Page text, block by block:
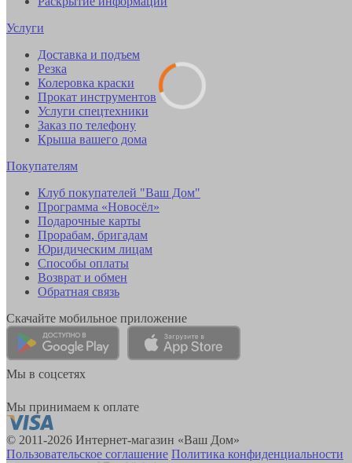
Услуги
Доставка и подъем
Резка
Колеровка краски
Прокат инструментов
Услуги спецтехники
Заказ по телефону
Крыша вашего дома
Покупателям
Клуб покупателей "Ваш Дом"
Программа «Новосёл»
Подарочные карты
Прорабам, бригадам
Юридическим лицам
Способы оплаты
Возврат и обмен
Обратная связь
Скачайте мобильное приложение
Мы в соцсетях
Мы принимаем к оплате
© 2011-2026 Интернет-магазин «Ваш Дом»
Пользовательское соглашение Политика конфиденциальности